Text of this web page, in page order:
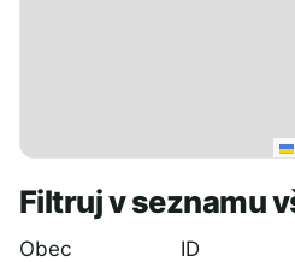
Filtruj v seznamu
Obec ID